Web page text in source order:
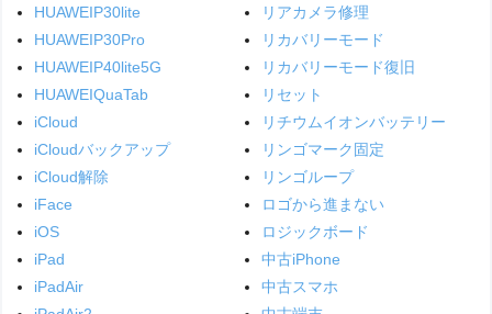
HUAWEIP30lite
HUAWEIP30Pro
HUAWEIP40lite5G
HUAWEIQuaTab
iCloud
iCloudバックアップ
iCloud解除
iFace
iOS
iPad
iPadAir
リアカメラ修理
リカバリーモード
リカバリーモード復旧
リセット
リチウムイオンバッテリー
リンゴマーク固定
リンゴループ
ロゴから進まない
ロジックボード
中古iPhone
中古スマホ